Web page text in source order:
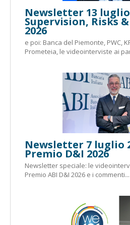
Newsletter 13 luglio
Supervision, Risks
2026
e poi: Banca del Piemonte, PWC,
Prometeia, le videointerviste ai
Newsletter 7 luglio
Premio D&I 2026
Newsletter speciale: le
Premio ABI D&I 2026 e i commenti...